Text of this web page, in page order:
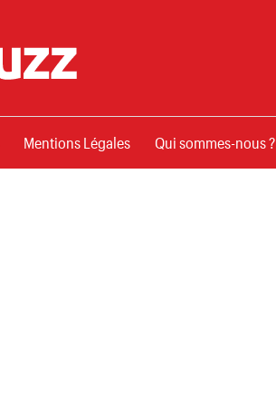
Mentions Légales Qui sommes-nous ?